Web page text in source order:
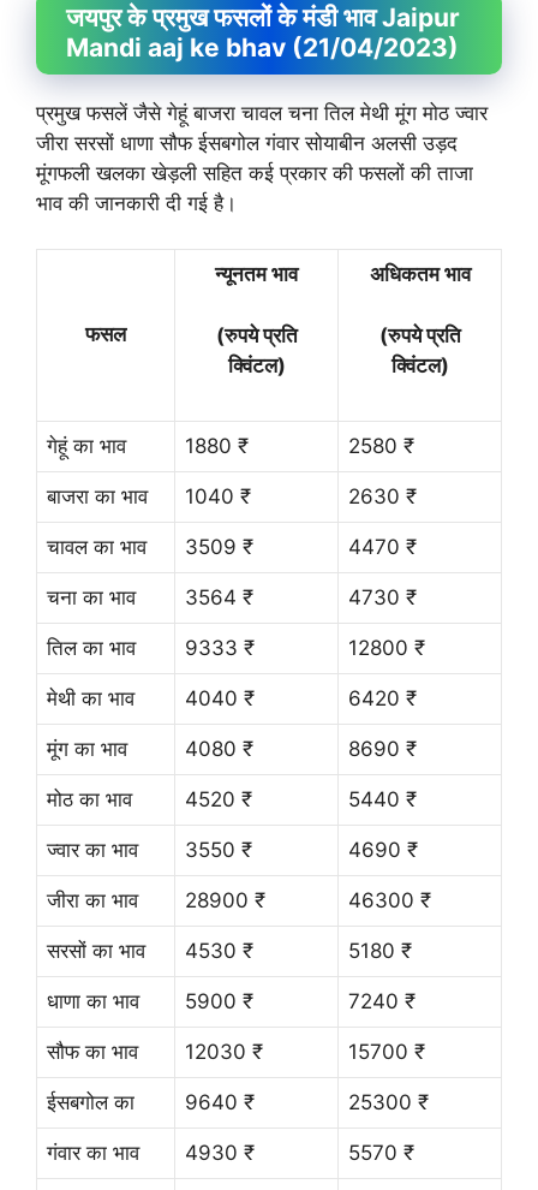
जयपुर के प्रमुख फसलों के मंडी भाव Jaipur
Mandi aaj ke bhav (21/04/2023)
प्रमुख फसलें जैसे गेहूं बाजरा चावल चना तिल मेथी मूंग मोठ ज्वार
जीरा सरसों धाणा सौफ ईसबगोल गंवार सोयाबीन अलसी उड़द
मूंगफली खलका खेड़ली सहित कई प्रकार की फसलों की ताजा
भाव की जानकारी दी गई है।
फसल
न्यूनतम भाव
(रुपये प्रति
क्विंटल)
अधिकतम भाव
(रुपये प्रति
क्विंटल)
गेहूं का भाव 1880 ₹ 2580 ₹
बाजरा का भाव 1040 ₹ 2630 ₹
चावल का भाव 3509 ₹ 4470 ₹
चना का भाव 3564 ₹ 4730 ₹
तिल का भाव 9333 ₹ 12800 ₹
मेथी का भाव 4040 ₹ 6420 ₹
मूंग का भाव 4080 ₹ 8690 ₹
मोठ का भाव 4520 ₹ 5440 ₹
ज्वार का भाव 3550 ₹ 4690 ₹
जीरा का भाव 28900 ₹ 46300 ₹
सरसों का भाव 4530 ₹ 5180 ₹
धाणा का भाव 5900 ₹ 7240 ₹
सौफ का भाव 12030 ₹ 15700 ₹
ईसबगोल का 9640 ₹ 25300 ₹
गंवार का भाव 4930 ₹ 5570 ₹